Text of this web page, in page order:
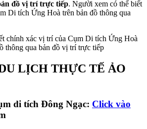
đồ vị trí trực tiếp. Người xem có thể biết
Di tích Ứng Hoà trên bản đồ thông qua
chính xác vị trí của Cụm Di tích Ứng Hoà
thông qua bản đồ vị trí trực tiếp
LỊCH THỰC TẾ ẢO
di tích Đông Ngạc: Click vào